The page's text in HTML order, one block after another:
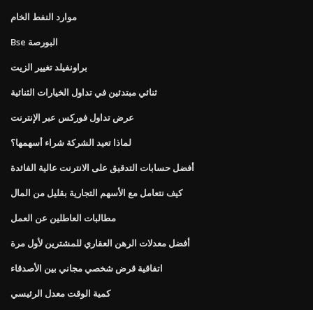
موارد النفط الخام
Bse البورصة
براونفيلد تغيير الزيت
ثنائي مبتدئين في تداول الخيارات الثنائية
عرض تداول فوركس عبر الإنترنت
لماذا تعيد الشركة شراء أسهمها؟
أفضل حسابات التدقيق على الانترنت عالية الفائدة
كيف نتعامل مع الأسهم التجارية بقليل من المال
مطالبات العاطلين عن العمل
أفضل معدلات الرهن العقاري للمشترين لأول مرة
اتفاقية قرض شخصي مجاني بين الأصدقاء
كمية الوقت معدل الرئيسي